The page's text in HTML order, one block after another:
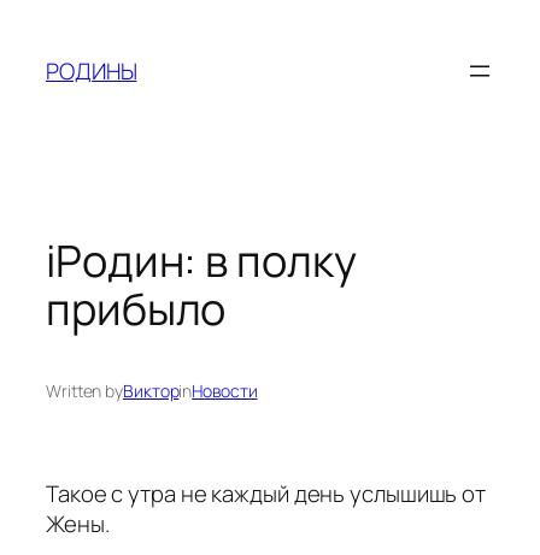
content
РОДИНЫ
iРодин: в полку
прибыло
Written byВикторinНовости
Такое с утра не каждый день услышишь от
Жены.